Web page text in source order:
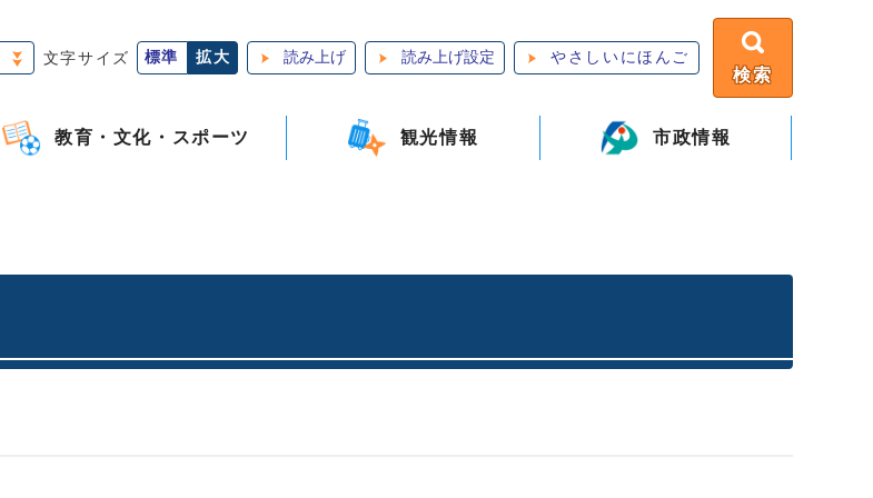
文字サイズ 標準 拡大 読み上げ 読み上げ設定 やさしいにほんご
検索
教育・文化・スポーツ 観光情報 市政情報